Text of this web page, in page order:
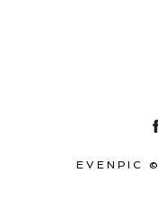
EVENPIC ©